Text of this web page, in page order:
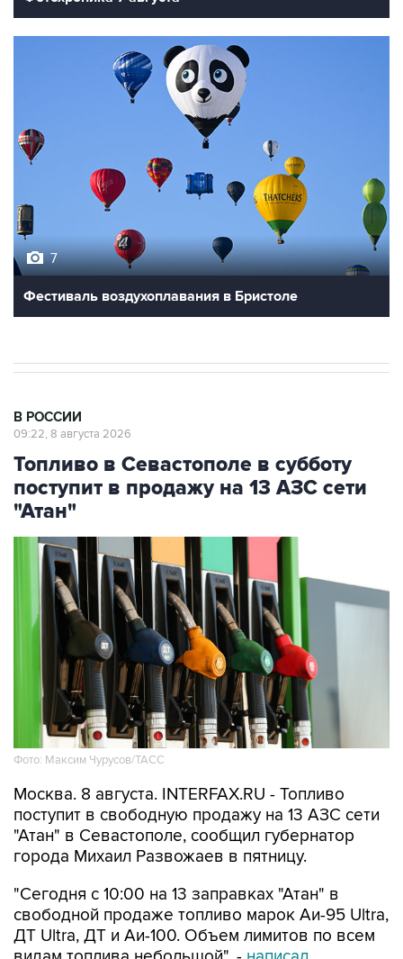
Фестиваль воздухоплавания в Бристоле
Топливо в Севастополе в субботу
поступит в продажу на 13 АЗС сети
"Атан"
Фото: Максим Чурусов/ТАСС
Москва. 8 августа. INTERFAX.RU - Топливо
"Атан" в Севастополе, сообщил губернатор
города Михаил Развожаев в пятницу.
"Сегодня с 10:00 на 13 заправках "Атан" в
ДТ Ultra, ДТ и Аи-100. Объем лимитов по всем
видам топлива небольшой", - написал
Развожаев в своем канале в Max.